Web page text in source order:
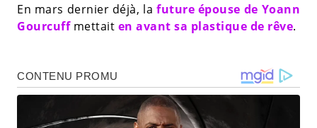
En mars dernier déjà, lafuture épouse de Yoann
Gourcuffmettait en avant sa plastique de rêve.